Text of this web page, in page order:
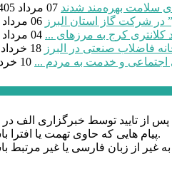
سلامت بهره‌مند شدند 07 مرداد 1405 - 29 ژوئیه 2026
در شرکت گاز استان البرز 06 مرداد 1405 - 28 ژوئیه 2026
04 مرداد 1405 - 26 ژوئیه 2026
18 خرداد 1405 - 08 ژوئن 2026
اجتماعی و خدمت به مردم ... 10 خرداد 1405 - 31 مه 2026
پیام هایی که حاوی تهمت یا افترا باشد منتشر نخواهد شد.